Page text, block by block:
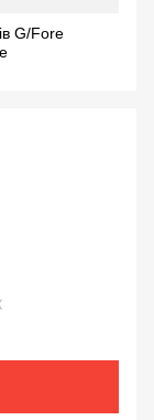
G/Fore